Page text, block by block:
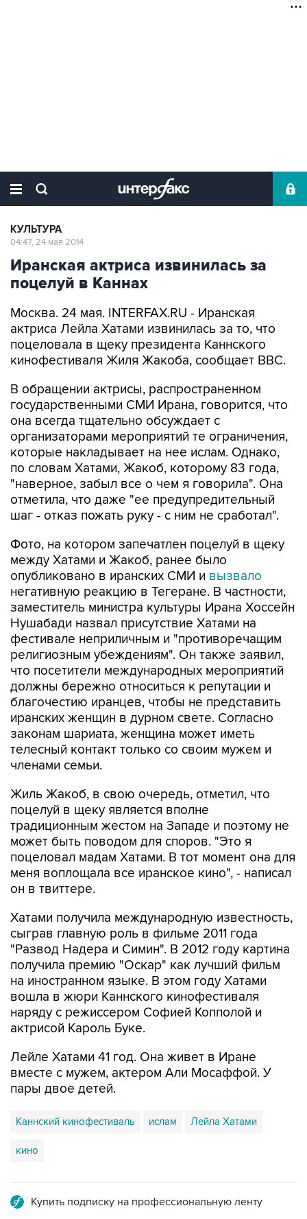
КУЛЬТУРА
04:47, 24 мая 2014
Иранская актриса извинилась за
поцелуй в Каннах
Москва. 24 мая. INTERFAX.RU - Иранская
актриса Лейла Хатами извинилась за то, что
поцеловала в щеку президента Каннского
кинофестиваля Жиля Жакоба, сообщает BBC.
В обращении актрисы, распространенном
государственными СМИ Ирана, говорится, что
она всегда тщательно обсуждает с
организаторами мероприятий те ограничения,
которые накладывает на нее ислам. Однако,
по словам Хатами, Жакоб, которому 83 года,
"наверное, забыл все о чем я говорила". Она
отметила, что даже "ее предупредительный
шаг - отказ пожать руку - с ним не сработал".
Фото, на котором запечатлен поцелуй в щеку
между Хатами и Жакоб, ранее было
опубликовано в иранских СМИ и вызвало
негативную реакцию в Тегеране. В частности,
заместитель министра культуры Ирана Хоссейн
Нушабади назвал присутствие Хатами на
фестивале неприличным и "противоречащим
религиозным убеждениям". Он также заявил,
что посетители международных мероприятий
должны бережно относиться к репутации и
благочестию иранцев, чтобы не представить
иранских женщин в дурном свете. Согласно
законам шариата, женщина может иметь
телесный контакт только со своим мужем и
членами семьи.
Жиль Жакоб, в свою очередь, отметил, что
поцелуй в щеку является вполне
традиционным жестом на Западе и поэтому не
может быть поводом для споров. "Это я
поцеловал мадам Хатами. В тот момент она для
меня воплощала все иранское кино", - написал
он в твиттере.
Хатами получила международную известность,
сыграв главную роль в фильме 2011 года
"Развод Надера и Симин". В 2012 году картина
получила премию "Оскар" как лучший фильм
на иностранном языке. В этом году Хатами
вошла в жюри Каннского кинофестиваля
наряду с режиссером Софией Копполой и
актрисой Кароль Буке.
Лейле Хатами 41 год. Она живет в Иране
вместе с мужем, актером Али Мосаффой. У
пары двое детей.
Каннский кинофестиваль ислам Лейла Хатами
кино
Купить подписку на профессиональную ленту